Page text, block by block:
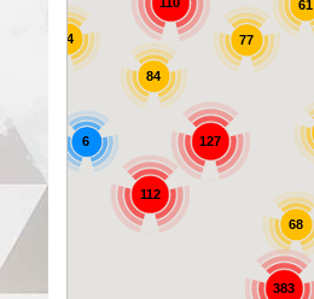
127
383
77
61
112
68
84
44
6